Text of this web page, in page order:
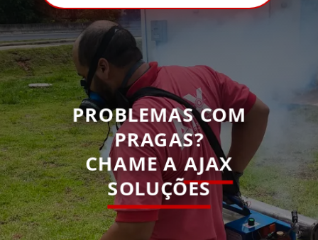
PROBLEMAS COM
PRAGAS?
CHAME AAJAX
SOLUÇÕES